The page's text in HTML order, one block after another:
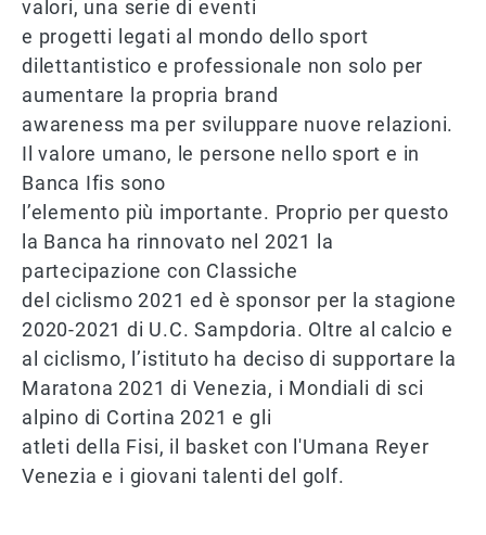
valori, una serie di eventi
e progetti legati al mondo dello sport
dilettantistico e professionale non solo per
aumentare la propria brand
awareness ma per sviluppare nuove relazioni.
Il valore umano, le persone nello sport e in
Banca Ifis sono
l’elemento più importante. Proprio per questo
la Banca ha rinnovato nel 2021 la
partecipazione con Classiche
del ciclismo 2021 ed è sponsor per la stagione
2020-2021 di U.C. Sampdoria. Oltre al calcio e
al ciclismo, l’istituto ha deciso di supportare la
Maratona 2021 di Venezia, i Mondiali di sci
alpino di Cortina 2021 e gli
atleti della Fisi, il basket con l'Umana Reyer
Venezia e i giovani talenti del golf.